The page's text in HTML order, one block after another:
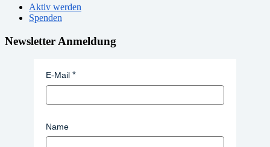
Aktiv werden
Spenden
Newsletter Anmeldung
E-Mail
Name